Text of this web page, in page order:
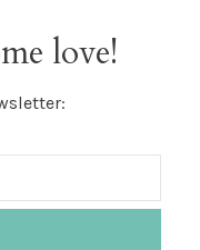
love!